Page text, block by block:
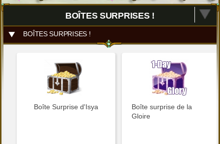
BOÎTES SURPRISES !
BOÎTES SURPRISES !
Boîte Surprise d'Isya
Boîte surprise de la
Gloire